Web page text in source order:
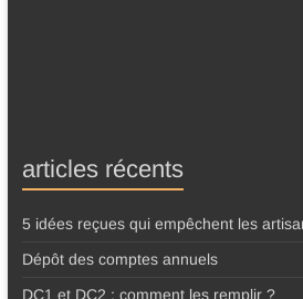
articles récents
5 idées reçues qui empêchent les
Dépôt des comptes annuels
DC1 et DC2 : comment les remplir ?